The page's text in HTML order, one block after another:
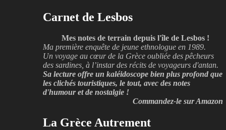
Carnet de Lesbos
Mes notes de terrain depuis l'île de Lesbos !
Ma première enquête de jeune ethnologue en 1989.
Un voyage au cœur de la Grèce oubliée des pêcheurs
des sardines, à l’instar des récits de voyageurs d'antan.
Sa lecture offre un kaléidoscope bien plus profond que
les clichés touristiques, le tout, avec des notes
d'humour et de nostalgie !
Commandez-le sur Amazon
La Grèce Autrement